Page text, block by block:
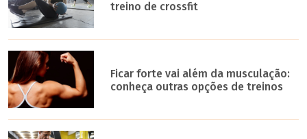
treino de crossfit
Ficar forte vai além da musculação:
conheça outras opções de treinos